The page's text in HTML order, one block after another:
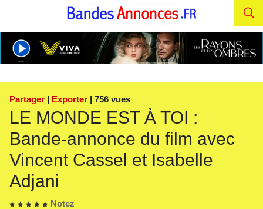
Partager | Exporter | 756 vues
LE MONDE EST À TOI :
Bande-annonce du film avec
Vincent Cassel et Isabelle
Adjani
Notez